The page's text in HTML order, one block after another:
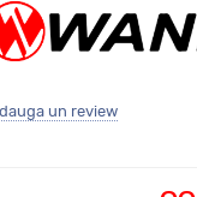
un review